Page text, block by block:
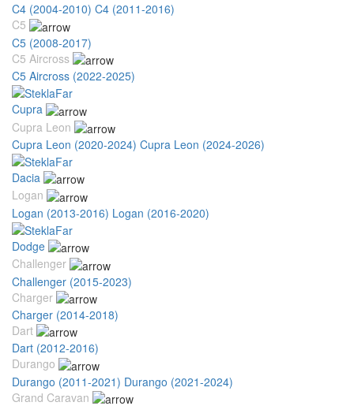
C4 (2004-2010) C4 (2011-2016)
C5
C5 (2008-2017)
C5 Aircross
C5 Aircross (2022-2025)
Cupra
Cupra Leon
Cupra Leon (2020-2024) Cupra Leon (2024-2026)
Dacia
Logan
Logan (2013-2016) Logan (2016-2020)
Dodge
Challenger
Challenger (2015-2023)
Charger
Charger (2014-2018)
Dart
Dart (2012-2016)
Durango
Durango (2011-2021) Durango (2021-2024)
Grand Caravan